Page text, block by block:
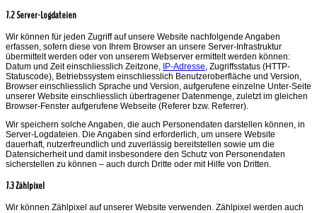
7.2 Server-Logdateien
Wir können für jeden Zugriff auf unsere Website nachfolgende Angaben
erfassen, sofern diese von Ihrem Browser an unsere Server-Infrastruktur
übermittelt werden oder von unserem Webserver ermittelt werden können:
Datum und Zeit einschliesslich Zeitzone, IP-Adresse, Zugriffsstatus (HTTP-
Statuscode), Betriebssystem einschliesslich Benutzeroberfläche und Version,
Browser einschliesslich Sprache und Version, aufgerufene einzelne Unter-Seite
unserer Website einschliesslich übertragener Datenmenge, zuletzt im gleichen
Browser-Fenster aufgerufene Webseite (Referer bzw. Referrer).
Wir speichern solche Angaben, die auch Personendaten darstellen können, in
Server-Logdateien. Die Angaben sind erforderlich, um unsere Website
dauerhaft, nutzerfreundlich und zuverlässig bereitstellen sowie um die
Datensicherheit und damit insbesondere den Schutz von Personendaten
sicherstellen zu können – auch durch Dritte oder mit Hilfe von Dritten.
7.3 Zählpixel
Wir können Zählpixel auf unserer Website verwenden. Zählpixel werden auch